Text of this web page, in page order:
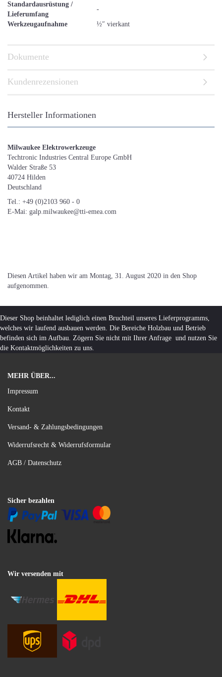
Standardausrüstung /
Lieferumfang
-
Werkzeugaufnahme
½″ vierkant
Dokumente
Kundenrezensionen
Hersteller Informationen
Milwaukee Elektrowerkzeuge
Techtronic Industries Central Europe GmbH
Walder Straße 53
40724 Hilden
Deutschland
Tel.: +49 (0)2103 960 - 0
E-Mai: galp.milwaukee@tti-emea.com
Diesen Artikel haben wir am Montag, 31. August 2020 in den Shop
aufgenommen.
Dieser Shop beinhaltet lediglich einen Bruchteil unseres Lieferprogramms,
welches wir laufend ausbauen werden. Die Bereiche Holzbau und Betrieb
befinden sich im Aufbau. Zögern Sie nicht mit Ihrer Anfrage und nutzen Sie
die Kontaktmöglichkeiten zu uns.
MEHR ÜBER...
Impressum
Kontakt
Versand- & Zahlungsbedingungen
Widerrufsrecht & Widerrufsformular
AGB / Datenschutz
Sicher bezahlen
Wir versenden mit